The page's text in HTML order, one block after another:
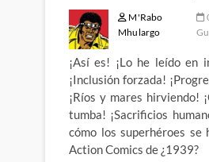
M'Rabo
Mhulargo
¡Así es! ¡Lo he leído en
¡Inclusión forzada!
¡Ríos y mares hirviendo!
tumba! ¡Sacrificios
cómo los superhéroes se
Action Comics de ¿1939?